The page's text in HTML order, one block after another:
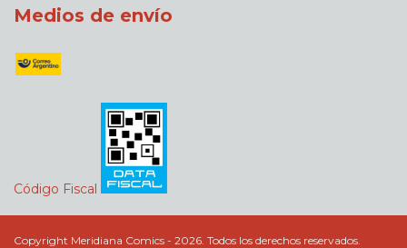
Medios de envío
Código Fiscal
Copyright Meridiana Comics - 2026. Todos los derechos reservados.